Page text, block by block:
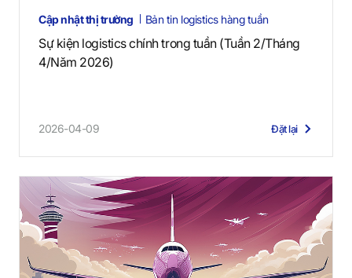
Cập nhật thị trường Bản tin logistics hàng tuần
Sự kiện logistics chính trong tuần (Tuần 2/Tháng
4/Năm 2026)
2026-04-09 Đặt lại